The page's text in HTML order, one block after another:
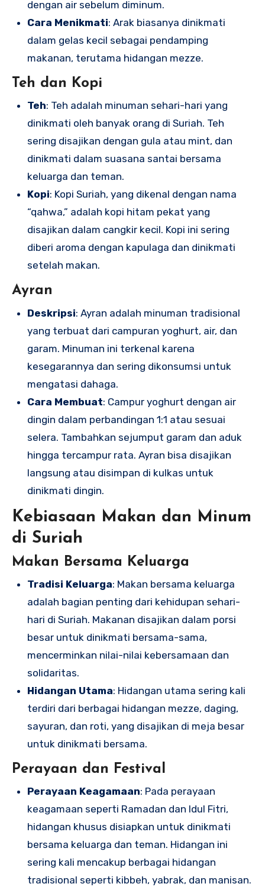
dengan air sebelum diminum.
Cara Menikmati: Arak biasanya dinikmati
dalam gelas kecil sebagai pendamping
makanan, terutama hidangan mezze.
Teh dan Kopi
Teh: Teh adalah minuman sehari-hari yang
dinikmati oleh banyak orang di Suriah. Teh
sering disajikan dengan gula atau mint, dan
dinikmati dalam suasana santai bersama
keluarga dan teman.
Kopi: Kopi Suriah, yang dikenal dengan nama
“qahwa,” adalah kopi hitam pekat yang
disajikan dalam cangkir kecil. Kopi ini sering
diberi aroma dengan kapulaga dan dinikmati
setelah makan.
Ayran
Deskripsi: Ayran adalah minuman tradisional
yang terbuat dari campuran yoghurt, air, dan
garam. Minuman ini terkenal karena
kesegarannya dan sering dikonsumsi untuk
mengatasi dahaga.
Cara Membuat: Campur yoghurt dengan air
dingin dalam perbandingan 1:1 atau sesuai
selera. Tambahkan sejumput garam dan aduk
hingga tercampur rata. Ayran bisa disajikan
langsung atau disimpan di kulkas untuk
dinikmati dingin.
Kebiasaan Makan dan Minum
di Suriah
Makan Bersama Keluarga
Tradisi Keluarga: Makan bersama keluarga
adalah bagian penting dari kehidupan sehari-
hari di Suriah. Makanan disajikan dalam porsi
besar untuk dinikmati bersama-sama,
mencerminkan nilai-nilai kebersamaan dan
solidaritas.
Hidangan Utama: Hidangan utama sering kali
terdiri dari berbagai hidangan mezze, daging,
sayuran, dan roti, yang disajikan di meja besar
untuk dinikmati bersama.
Perayaan dan Festival
Perayaan Keagamaan: Pada perayaan
keagamaan seperti Ramadan dan Idul Fitri,
hidangan khusus disiapkan untuk dinikmati
bersama keluarga dan teman. Hidangan ini
sering kali mencakup berbagai hidangan
tradisional seperti kibbeh, yabrak, dan manisan.